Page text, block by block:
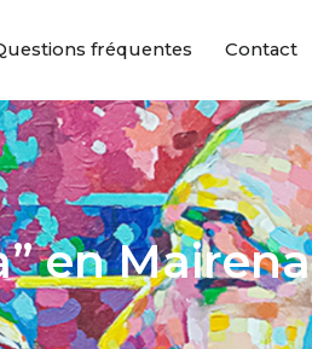
fréquentes Contact
en Mairena